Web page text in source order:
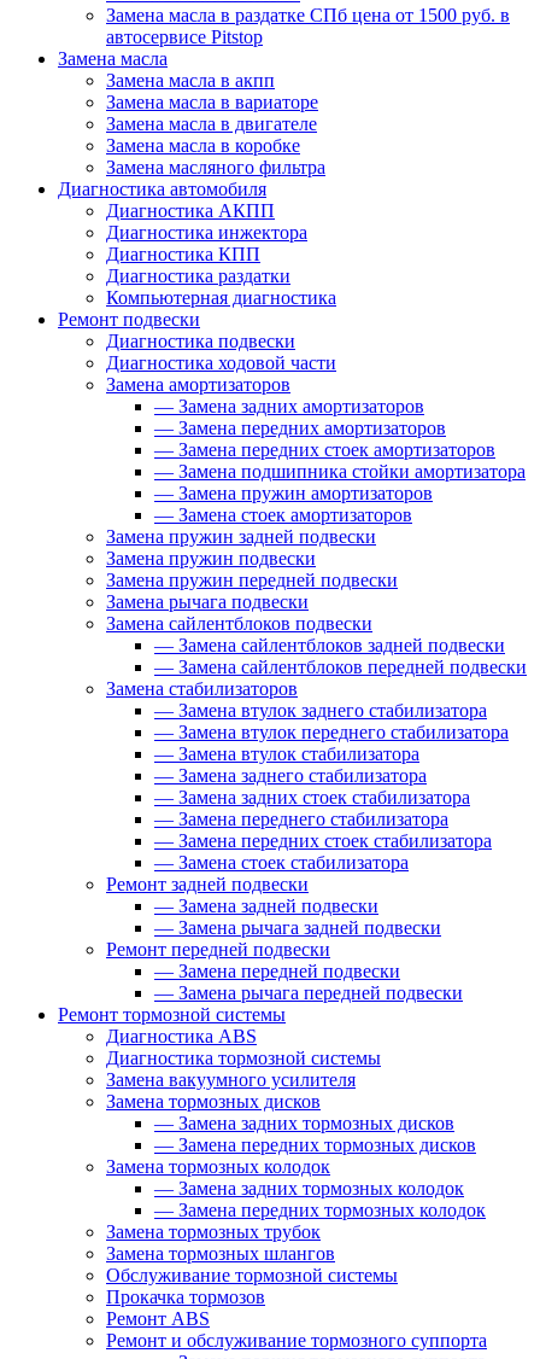
Замена масла в раздатке СПб цена от 1500 руб. в
автосервисе Pitstop
Замена масла
Замена масла в акпп
Замена масла в вариаторе
Замена масла в двигателе
Замена масла в коробке
Замена масляного фильтра
Диагностика автомобиля
Диагностика АКПП
Диагностика инжектора
Диагностика КПП
Диагностика раздатки
Компьютерная диагностика
Ремонт подвески
Диагностика подвески
Диагностика ходовой части
Замена амортизаторов
— Замена задних амортизаторов
— Замена передних амортизаторов
— Замена передних стоек амортизаторов
— Замена подшипника стойки амортизатора
— Замена пружин амортизаторов
— Замена стоек амортизаторов
Замена пружин задней подвески
Замена пружин подвески
Замена пружин передней подвески
Замена рычага подвески
Замена сайлентблоков подвески
— Замена сайлентблоков задней подвески
— Замена сайлентблоков передней подвески
Замена стабилизаторов
— Замена втулок заднего стабилизатора
— Замена втулок переднего стабилизатора
— Замена втулок стабилизатора
— Замена заднего стабилизатора
— Замена задних стоек стабилизатора
— Замена переднего стабилизатора
— Замена передних стоек стабилизатора
— Замена стоек стабилизатора
Ремонт задней подвески
— Замена задней подвески
— Замена рычага задней подвески
Ремонт передней подвески
— Замена передней подвески
— Замена рычага передней подвески
Ремонт тормозной системы
Диагностика ABS
Диагностика тормозной системы
Замена вакуумного усилителя
Замена тормозных дисков
— Замена задних тормозных дисков
— Замена передних тормозных дисков
Замена тормозных колодок
— Замена задних тормозных колодок
— Замена передних тормозных колодок
Замена тормозных трубок
Замена тормозных шлангов
Обслуживание тормозной системы
Прокачка тормозов
Ремонт ABS
Ремонт и обслуживание тормозного суппорта